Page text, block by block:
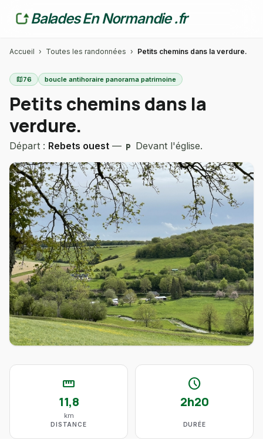
Balades En Normandie .fr
Accueil › Toutes les randonnées › Petits chemins dans la verdure.
map76 boucle antihoraire panorama patrimoine
Petits chemins dans la
verdure.
Départ : Rebets ouest — local_parking Devant l'église.
straighten
11,8
km
DISTANCE
schedule
2h20
DURÉE